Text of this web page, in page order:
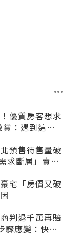
優質房客想求
賞：遇到這種
預售待售量破
求斷層」賣壓
宅「房價又破
判退千萬再賠
驟應變：快通